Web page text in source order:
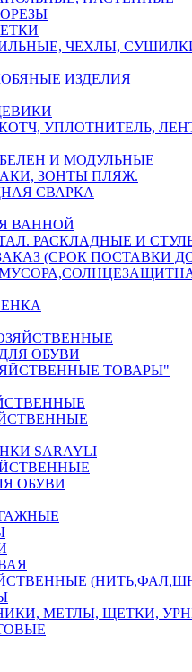
ЧЕХЛЫ,
ИЗДЕЛИЯ
УПЛОТНИТЕЛЬ,
И МОДУЛЬНЫЕ
ЗОНТЫ ПЛЯЖ.
СВАРКА
ВАННОЙ
РАСКЛАДНЫЕ И
(СРОК ПОСТАВКИ
ОБУВИ
ТОВАРЫ"
SARAYLI
ОБУВИ
МЕТЛЫ, ЩЕТКИ,